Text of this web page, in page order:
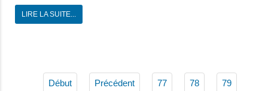
LIRE LA SUITE...
Début Précédent 77 78 79